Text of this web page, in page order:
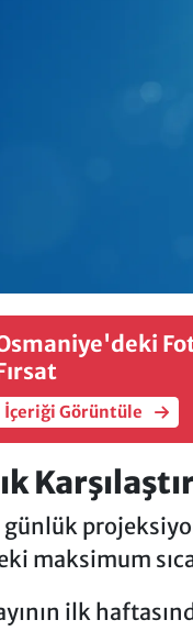
İçeriği Görüntüle
günlük
maksimum
ilk